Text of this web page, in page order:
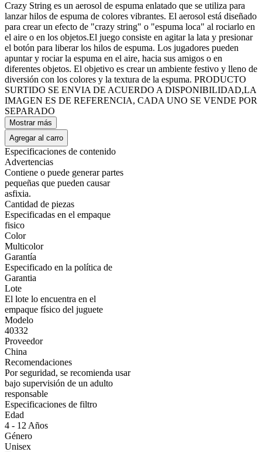
Crazy String es un aerosol de espuma enlatado que se utiliza para
lanzar hilos de espuma de colores vibrantes. El aerosol está diseñado
para crear un efecto de "crazy string" o "espuma loca" al rociarlo en
el aire o en los objetos.El juego consiste en agitar la lata y presionar
el botón para liberar los hilos de espuma. Los jugadores pueden
apuntar y rociar la espuma en el aire, hacia sus amigos o en
diferentes objetos. El objetivo es crear un ambiente festivo y lleno de
diversión con los colores y la textura de la espuma. PRODUCTO
SURTIDO SE ENVIA DE ACUERDO A DISPONIBILIDAD,LA
IMAGEN ES DE REFERENCIA, CADA UNO SE VENDE POR
SEPARADO
Mostrar más
Agregar al carro
Especificaciones de contenido
Advertencias
Contiene o puede generar partes
pequeñas que pueden causar
asfixia.
Cantidad de piezas
Especificadas en el empaque
fisico
Color
Multicolor
Garantía
Especificado en la política de
Garantia
Lote
El lote lo encuentra en el
empaque físico del juguete
Modelo
40332
Proveedor
China
Recomendaciones
Por seguridad, se recomienda usar
bajo supervisión de un adulto
responsable
Especificaciones de filtro
Edad
4 - 12 Años
Género
Unisex